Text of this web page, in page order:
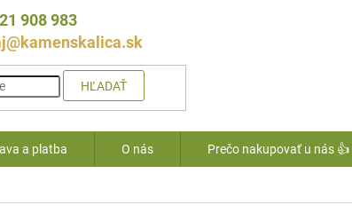
908 983
HĽADAŤ
a platba O nás Prečo nakupovať u nás 👍